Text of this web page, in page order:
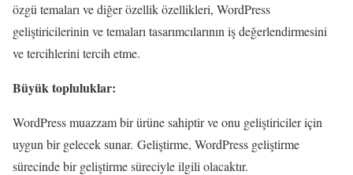
özgü temaları ve diğer özellik özellikleri, WordPress
geliştiricilerinin ve temaları tasarımcılarının iş değerlendirmesini
ve tercihlerini tercih etme.
Büyük topluluklar:
WordPress muazzam bir ürüne sahiptir ve onu geliştiriciler için
uygun bir gelecek sunar. Geliştirme, WordPress geliştirme
sürecinde bir geliştirme süreciyle ilgili olacaktır.